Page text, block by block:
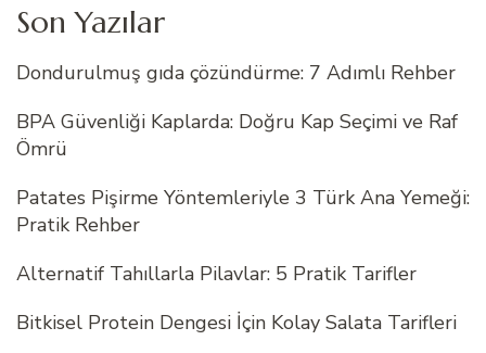
Son Yazılar
Dondurulmuş gıda çözündürme: 7 Adımlı Rehber
BPA Güvenliği Kaplarda: Doğru Kap Seçimi ve Raf
Ömrü
Patates Pişirme Yöntemleriyle 3 Türk Ana Yemeği:
Pratik Rehber
Alternatif Tahıllarla Pilavlar: 5 Pratik Tarifler
Bitkisel Protein Dengesi İçin Kolay Salata Tarifleri